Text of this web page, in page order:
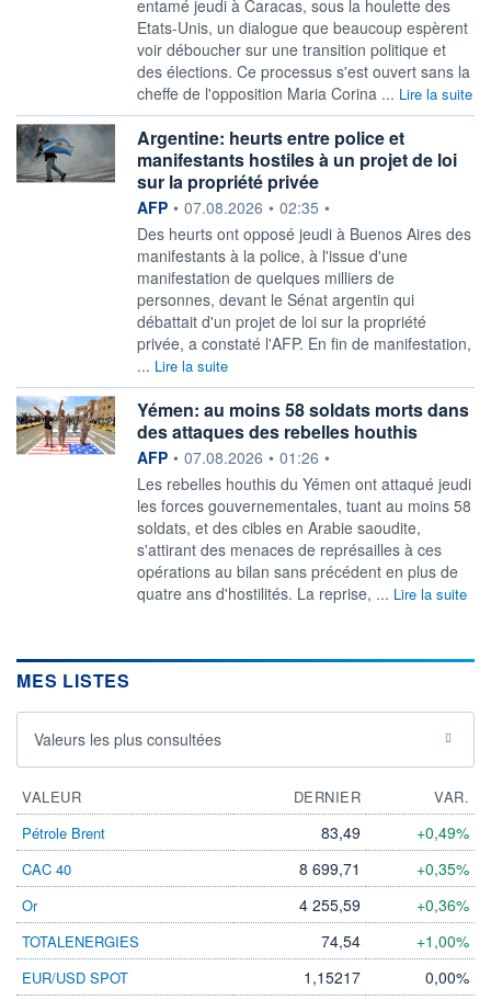
entamé jeudi à Caracas, sous la houlette des
Etats-Unis, un dialogue que beaucoup espèrent
voir déboucher sur une transition politique et
des élections. Ce processus s'est ouvert sans la
cheffe de l'opposition Maria Corina ... Lire la suite
Argentine: heurts entre police et
manifestants hostiles à un projet de loi
sur la propriété privée
information fournie par
AFP • 07.08.2026 • 02:35 •
Des heurts ont opposé jeudi à Buenos Aires des
manifestants à la police, à l'issue d'une
manifestation de quelques milliers de
personnes, devant le Sénat argentin qui
débattait d'un projet de loi sur la propriété
privée, a constaté l'AFP. En fin de manifestation,
... Lire la suite
Yémen: au moins 58 soldats morts dans
des attaques des rebelles houthis
information fournie par
AFP • 07.08.2026 • 01:26 •
Les rebelles houthis du Yémen ont attaqué jeudi
les forces gouvernementales, tuant au moins 58
soldats, et des cibles en Arabie saoudite,
s'attirant des menaces de représailles à ces
opérations au bilan sans précédent en plus de
quatre ans d'hostilités. La reprise, ... Lire la suite
MES LISTES
Valeurs les plus consultées
VALEUR DERNIER
VAR.
Pétrole Brent
83,49 +0,49%
CAC 40 8 699,71 +0,35%
Or 4 255,59 +0,36%
TOTALENERGIES 74,54 +1,00%
EUR/USD SPOT 1,15217 0,00%